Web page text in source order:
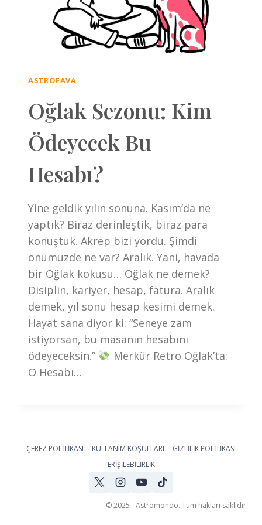
ASTROFAVA
Oğlak Sezonu: Kim
Ödeyecek Bu
Hesabı?
Yine geldik yılın sonuna. Kasım’da ne
yaptık? Biraz derinleştik, biraz para
konuştuk. Akrep bizi yordu. Şimdi
önümüzde ne var? Aralık. Yani, havada
bir Oğlak kokusu… Oğlak ne demek?
Disiplin, kariyer, hesap, fatura. Aralık
demek, yıl sonu hesap kesimi demek.
Hayat sana diyor ki: “Seneye zam
istiyorsan, bu masanın hesabını
ödeyeceksin.”
Merkür Retro Oğlak’ta:
O Hesabı…
ÇEREZ POLİTİKASI KULLANIM KOŞULLARI
GİZLİLİK POLİTİKASI
ERİŞİLEBİLİRLİK
© 2025 - Astromondo. Tüm hakları saklıdır.